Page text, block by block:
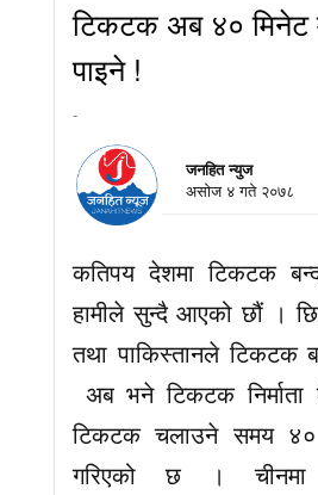
टिकटक अब ४० मिनेट
पाइने !
-
जनहित न्युज
असाेज ४ गते २०७८
कतिपय देशमा टिकटक
हामीले सुन्दै आएको छौं ।
तथा पाकिस्तानले टिकटक
अब भने टिकटक
टिकटक चलाउने समय ४०
गरिएको छ ।